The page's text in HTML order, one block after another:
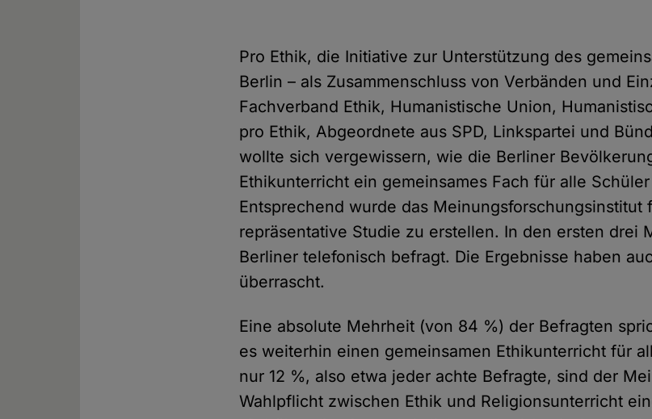
Pro Ethik, die Initiative zur Unterstützung des
Berlin – als Zusammenschluss von Verbänden und
Fachverband Ethik, Humanistische Union,
pro Ethik, Abgeordnete aus SPD, Linkspartei und
wollte sich vergewissern, wie die Berliner
Ethikunterricht ein gemeinsames Fach für alle
Entsprechend wurde das Meinungsforschungsinstitut
repräsentative Studie zu erstellen. In den ersten drei
Berliner telefonisch befragt. Die Ergebnisse haben
überrascht.
Eine absolute Mehrheit (von 84 %) der Befragten
es weiterhin einen gemeinsamen Ethikunterricht für
nur 12 %, also etwa jeder achte Befragte, sind der
Wahlpflicht zwischen Ethik und Religionsunterricht